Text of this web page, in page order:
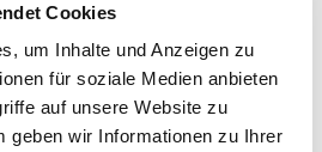
Cookies
um Inhalte und Anzeigen zu
für soziale Medien anbieten
auf unsere Website zu
geben wir Informationen zu Ihrer